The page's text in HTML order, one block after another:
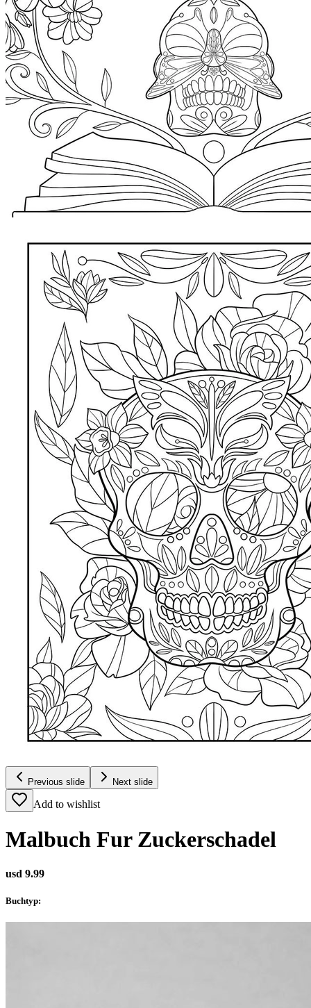
Previous slide Next slide
Add to wishlist
Malbuch Fur Zuckerschadel
usd 9.99
Buchtyp: